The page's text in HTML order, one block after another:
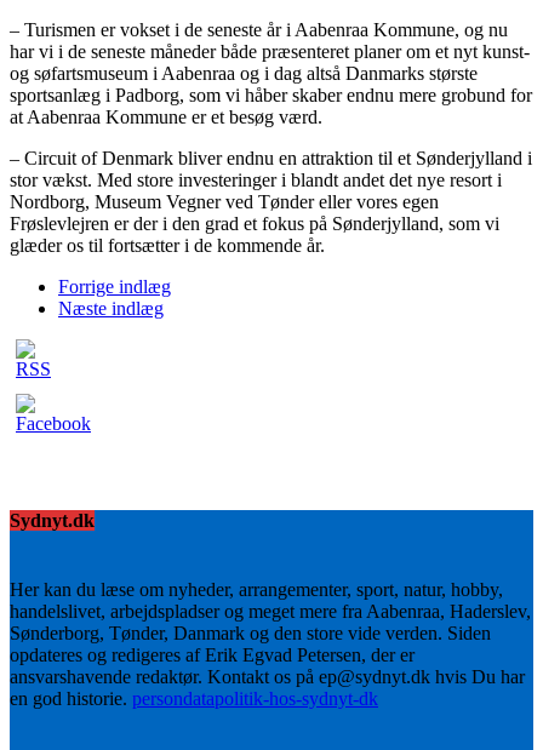
– Turismen er vokset i de seneste år i Aabenraa Kommune, og nu
har vi i de seneste måneder både præsenteret planer om et nyt kunst-
og søfartsmuseum i Aabenraa og i dag altså Danmarks største
sportsanlæg i Padborg, som vi håber skaber endnu mere grobund for
at Aabenraa Kommune er et besøg værd.
– Circuit of Denmark bliver endnu en attraktion til et Sønderjylland i
stor vækst. Med store investeringer i blandt andet det nye resort i
Nordborg, Museum Vegner ved Tønder eller vores egen
Frøslevlejren er der i den grad et fokus på Sønderjylland, som vi
glæder os til fortsætter i de kommende år.
Forrige indlæg
Næste indlæg
Sydnyt.dk
Her kan du læse om nyheder, arrangementer, sport, natur, hobby,
handelslivet, arbejdspladser og meget mere fra Aabenraa, Haderslev,
Sønderborg, Tønder, Danmark og den store vide verden. Siden
opdateres og redigeres af Erik Egvad Petersen, der er
ansvarshavende redaktør. Kontakt os på ep@sydnyt.dk hvis Du har
en god historie. persondatapolitik-hos-sydnyt-dk